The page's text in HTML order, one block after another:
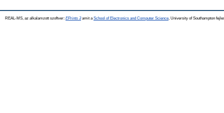
REAL-MS, az alkalamzott szoftver: EPrints 3amit a School of Electronics and Computer Science , University of Southampton